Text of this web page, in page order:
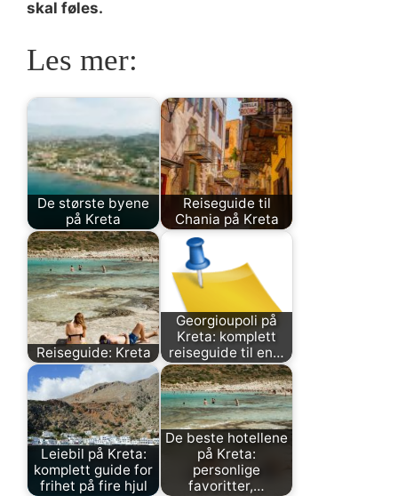
skal føles.
Les mer:
De største byene
på Kreta
Reiseguide til
Chania på Kreta
Reiseguide: Kreta
Georgioupoli på
Kreta: komplett
reiseguide til en…
Leiebil på Kreta:
komplett guide for
frihet på fire hjul
De beste hotellene
på Kreta:
personlige
favoritter,…